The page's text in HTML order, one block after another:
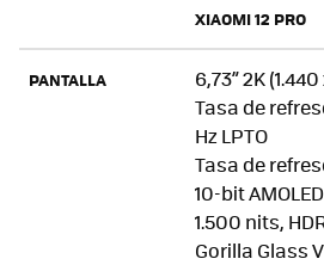
XIAOMI 12 PRO
PANTALLA
6,73” 2K
Tasa de
Hz LPTO
Tasa de
10-bit
1.500 nits,
Gorilla Glass